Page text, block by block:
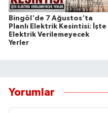
Bingöl'de 7 Ağustos'ta
Planlı Elektrik Kesintisi: İşte
Elektrik Verilemeyecek
Yerler
Yorumlar